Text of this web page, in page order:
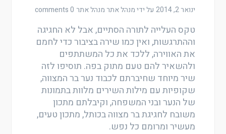
ינואר 2, 2014 על ידי מנהל אתרמנהל אתר 0 comments
טקס העלייה לתורה הסתיים, אבל לא החגיגה
וההתרגשות, ואין כמו שירה בציבור כדי לחמם
את האווירה, ללכד את כל המשתתפים
ולהשאיר להם טעם מתוק בפה. תוסיפו לזה
שיר מיוחד שחיברתם לכבוד נער בר המצווה,
שקופיות עם מילות השירים מלוות בתמונות
של הנער ובני המשפחה, וקיבלתם מתכון
משובח לחגיגת בר מצווה בכותל, מתכון טעים,
מעשיר ומרומם כל נפש.